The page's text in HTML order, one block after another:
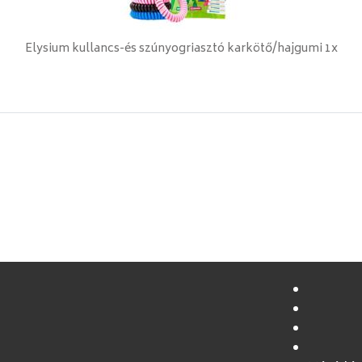
Elysium kullancs-és szúnyogriasztó karkötő/hajgumi 1x